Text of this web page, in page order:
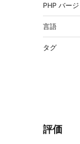
PHP バー
言語
タグ
評価